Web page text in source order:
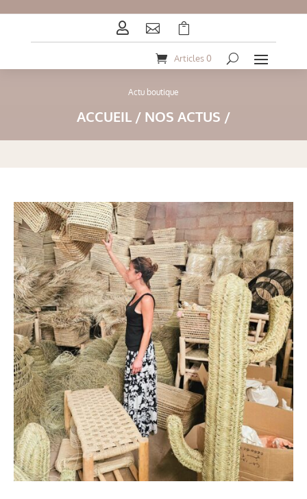
  
Articles 0
Actu boutique
ACCUEIL/ NOS ACTUS /